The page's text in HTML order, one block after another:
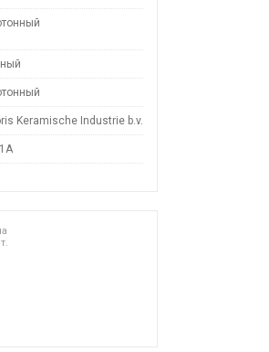
Keramische Industrie b.v.